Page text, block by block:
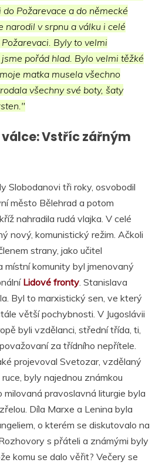
Požarevace a do německé
narodil v srpnu a válku i celé
Byly to velmi
pořád hlad. Bylo velmi těžké
matka musela všechno
všechny své boty, šaty
Vstříc zářným
Slobodanovi tři roky, osvobodil
město Bělehrad a potom
nahradila rudá vlajka. V celé
nový, komunistický režim. Ačkoli
strany, jako učitel
místní komunity byl jmenovaný
Lidové fronty. Stanislava
Byl to marxistický sen, ve který
větší pochybnosti. V Jugoslávii
byli vzdělanci, střední třída, ti,
za třídního nepřítele.
projevoval Svetozar, vzdělaný
byly najednou známkou
milovaná pravoslavná liturgie byla
Díla Marxe a Lenina byla
o kterém se diskutovalo na
s přáteli a známými byly
komu se dalo věřit? Večery se